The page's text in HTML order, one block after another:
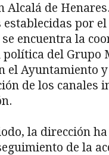
Alcalá de
por el
encuentra la
del Grupo
el Ayuntamiento
de los canales
la dirección
de la